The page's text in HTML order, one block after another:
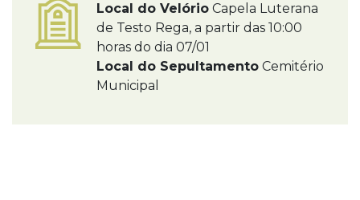
Local do Velório Capela Luterana
de Testo Rega, a partir das 10:00
horas do dia 07/01
Local do Sepultamento Cemitério
Municipal